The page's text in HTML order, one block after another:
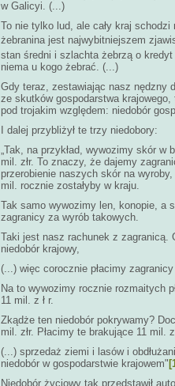
w Galicyi. (...)
To nie tylko lud, ale cały kraj
żebranina jest najwybitniejszem
stan średni i szlachta żebrzą o kredyt
niema u kogo żebrać. (...)
Gdy teraz, zestawiając nasz nędzny
ze skutków gospodarstwa
pod trojakim względem: niedobór
I dalej przybliżył te trzy niedobory:
„Tak, na przykład, wywozimy skór
mil. złr. To znaczy, że dajemy
przerobienie naszych skór na
mil. rocznie zostałyby w kraju.
Tak samo wywozimy len, konopie, a
zagranicy za wyrób takowych.
Taki jest nasz rachunek z zagranicą.
niedobór krajowy,
(...) więc corocznie płacimy
Na to wywozimy rocznie rozmaitych
11 mil. z ł r.
Zkądże ten niedobór pokrywamy?
mil. złr. Płacimy te brakujące 11
(...) sprzedaż ziemi i lasów i
niedobór w gospodarstwie krajowem"
Niedobór życiowy tak przedstawił